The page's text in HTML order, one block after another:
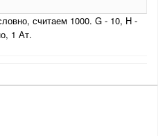
считаем 1000. G - 10, H -
1 Ат.